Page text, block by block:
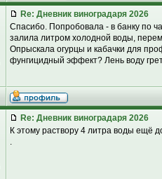
Re: Дневник виноградаря 2026
Спасибо. Попробовала - в банку по
залила литром холодной воды,
Опрыскала огурцы и кабачки для
фунгицидный эффект? Лень воду
Re: Дневник виноградаря 2026
К этому раствору 4 литра воды ещё
.